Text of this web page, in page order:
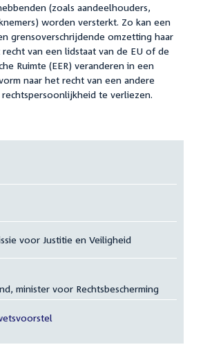
(zoals aandeelhouders,
worden versterkt. Zo kan een
grensoverschrijdende omzetting haar
van een lidstaat van de EU of de
Ruimte (EER) veranderen in een
naar het recht van een andere
te verliezen.
voor Justitie en Veiligheid
minister voor Rechtsbescherming